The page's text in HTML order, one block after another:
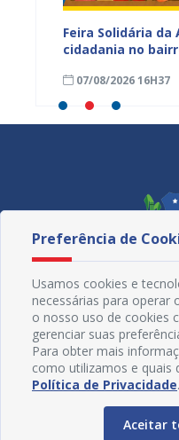
Feira Solidária da
cidadania no
07/08/2026 16H37
Preferência de
Usamos cookies e
necessárias para operar
o nosso uso de cookies
gerenciar suas
Para obter mais
como utilizamos e quais
Política de Privacidade.
Aceitar